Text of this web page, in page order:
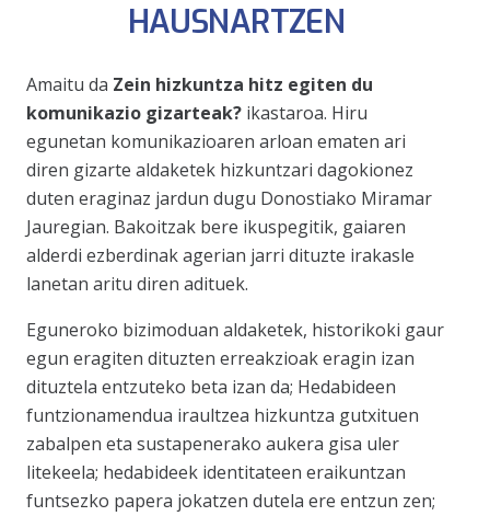
HAUSNARTZEN
Amaitu da Zein hizkuntza hitz egiten du
komunikazio gizarteak? ikastaroa. Hiru
egunetan komunikazioaren arloan ematen ari
diren gizarte aldaketek hizkuntzari dagokionez
duten eraginaz jardun dugu Donostiako Miramar
Jauregian. Bakoitzak bere ikuspegitik, gaiaren
alderdi ezberdinak agerian jarri dituzte irakasle
lanetan aritu diren adituek.
Eguneroko bizimoduan aldaketek, historikoki gaur
egun eragiten dituzten erreakzioak eragin izan
dituztela entzuteko beta izan da; Hedabideen
funtzionamendua iraultzea hizkuntza gutxituen
zabalpen eta sustapenerako aukera gisa uler
litekeela; hedabideek identitateen eraikuntzan
funtsezko papera jokatzen dutela ere entzun zen;